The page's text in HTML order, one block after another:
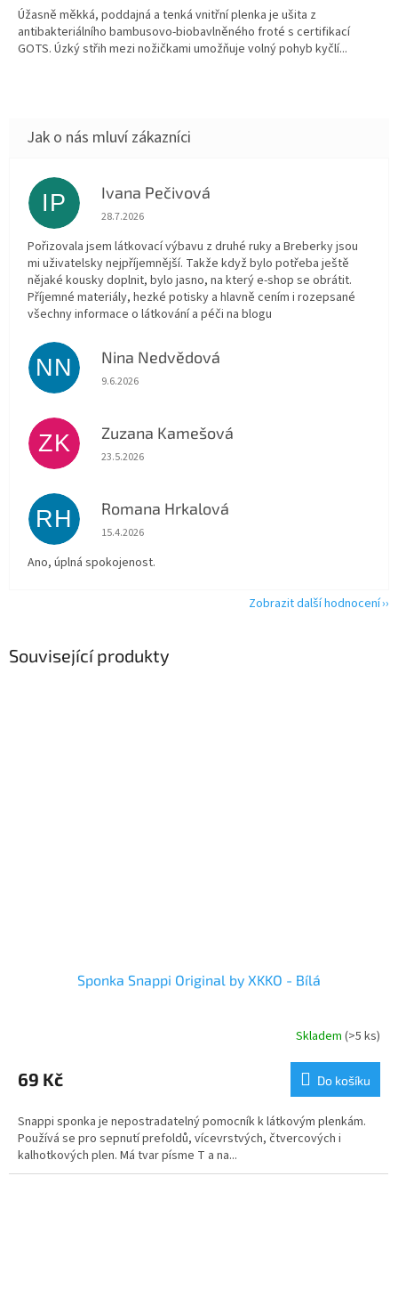
Související produkty
Sponka Snappi Original by XKKO - Bílá
Skladem (>5 ks)
69 Kč Do košíku
Snappi sponka je nepostradatelný pomocník k látkovým plenkám.
Používá se pro sepnutí prefoldů, vícevrstvých, čtvercových i
kalhotkových plen. Má tvar písme T a na...
Úžasně měkká, poddajná a tenká vnitřní plenka je ušita z
antibakteriálního bambusovo-biobavlněného froté s certifikací
GOTS. Úzký střih mezi nožičkami umožňuje volný pohyb kyčlí...
IP Ivana Pečivová
Hodnocení obchodu je 5 z 5 hvězdiček.
28.7.2026
Pořizovala jsem látkovací výbavu z druhé ruky a Breberky jsou
mi uživatelsky nejpříjemnější. Takže když bylo potřeba ještě
nějaké kousky doplnit, bylo jasno, na který e-shop se obrátit.
Příjemné materiály, hezké potisky a hlavně cením i rozepsané
všechny informace o látkování a péči na blogu
NN Nina Nedvědová
Hodnocení obchodu je 5 z 5 hvězdiček.
9.6.2026
ZK Zuzana Kamešová
Hodnocení obchodu je 5 z 5 hvězdiček.
23.5.2026
RH Romana Hrkalová
Hodnocení obchodu je 5 z 5 hvězdiček.
15.4.2026
Ano, úplná spokojenost.
Zobrazit další hodnocení